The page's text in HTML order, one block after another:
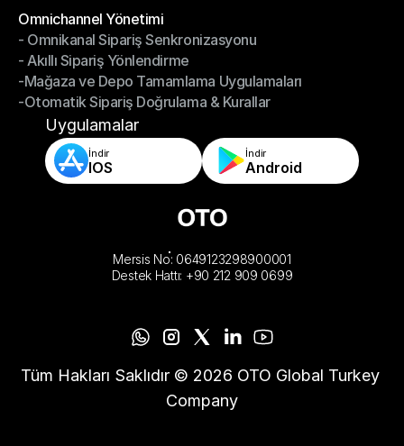
Omnichannel Yönetimi
Omnichannel Yönetimi
- Omnikanal Sipariş Senkronizasyonu
- Omnikanal Sipariş Senkronizasyonu
- Akıllı Sipariş Yönlendirme
- Akıllı Sipariş Yönlendirme
-Mağaza ve Depo Tamamlama Uygulamaları
-Mağaza ve Depo Tamamlama Uygulamaları
-Otomatik Sipariş Doğrulama & Kurallar
-Otomatik Sipariş Doğrulama & Kurallar
Uygulamalar
İndir
IOS
İndir
Android
Mersis No: 0649123298900001
Destek Hattı: +90 212 909 0699
Tüm Hakları Saklıdır © 2026 OTO Global Turkey
Company